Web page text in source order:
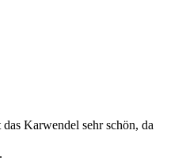
Karwendel sehr schön, da